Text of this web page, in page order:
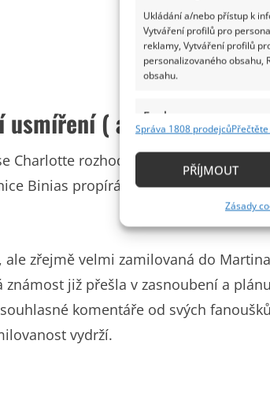
Ukládání a/nebo přístup k
Vytváření profilů pro
reklamy, Vytváření profilů
personalizovaného obsahu,
obsahu.
Funkce
Identifikace zařízení na
základě aktivně
Zajištění bezpečnosti,
odstraňování chyb,
obsahu, Ukládání a
Správa 1808 prodejců
PŘÍJMOUT
Zásady
usmíření ( alespoň
Charlotte rozhodla matce vše
Binias propírá údajná drogová
ale zřejmě velmi zamilovaná do
známost již přešla v zasnoubení a
komentáře od svých
vydrží.